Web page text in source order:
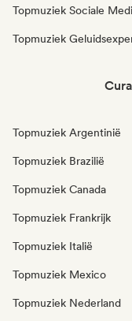
Topmuziek Sociale
Topmuziek
Topmuziek Argentinië
Topmuziek Brazilië
Topmuziek Canada
Topmuziek Frankrijk
Topmuziek Italië
Topmuziek Mexico
Topmuziek Nederland